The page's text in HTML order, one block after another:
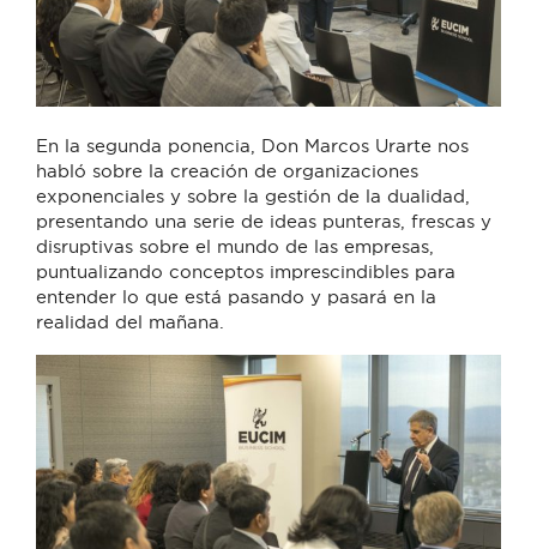
En la segunda ponencia, Don Marcos Urarte nos
habló sobre la creación de organizaciones
exponenciales y sobre la gestión de la dualidad,
presentando una serie de ideas punteras, frescas y
disruptivas sobre el mundo de las empresas,
puntualizando conceptos imprescindibles para
entender lo que está pasando y pasará en la
realidad del mañana.